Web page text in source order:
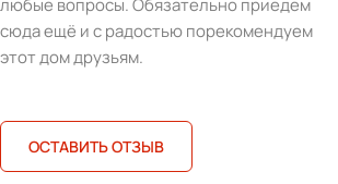
любые вопросы. Обязательно приедем
сюда ещё и с радостью порекомендуем
этот дом друзьям.
ОСТАВИТЬ ОТЗЫВ